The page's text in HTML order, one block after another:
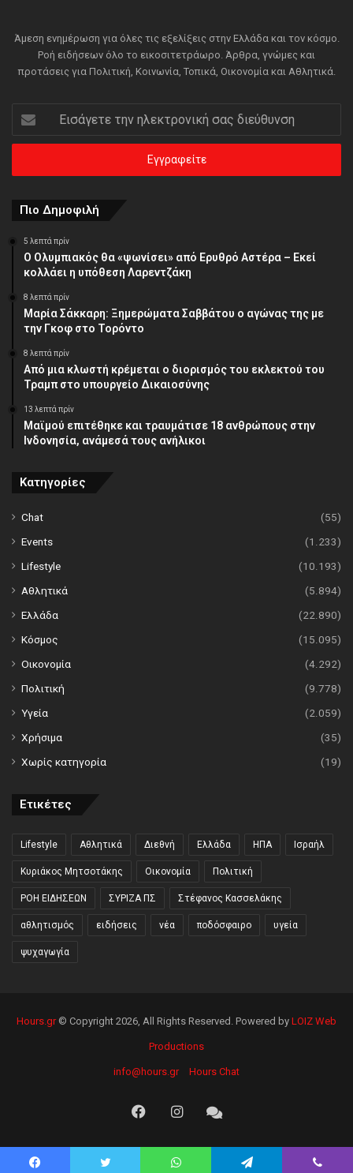
Άμεση ενημέρωση για όλες τις εξελίξεις στην Ελλάδα και τον κόσμο.
Ροή ειδήσεων όλο το εικοσιτετράωρο. Άρθρα, γνώμες και
προτάσεις για Πολιτική, Κοινωνία, Τοπικά, Οικονομία και Αθλητικά.
την
ηλεκτρονική
διεύθυνση
Πιο Δημοφιλή
5 λεπτά πρίν
Ο Ολυμπιακός θα «ψωνίσει» από Ερυθρό Αστέρα – Εκεί
κολλάει η υπόθεση Λαρεντζάκη
8 λεπτά πρίν
Μαρία Σάκκαρη: Ξημερώματα Σαββάτου ο αγώνας της με
την Γκοφ στο Τορόντο
8 λεπτά πρίν
Από μια κλωστή κρέμεται ο διορισμός του εκλεκτού του
Τραμπ στο υπουργείο Δικαιοσύνης
13 λεπτά πρίν
Μαϊμού επιτέθηκε και τραυμάτισε 18 ανθρώπους στην
Ινδονησία, ανάμεσά τους ανήλικοι
Κατηγορίες
Chat
(55)
Events
(1.233)
Lifestyle
(10.193)
Αθλητικά
(5.894)
Ελλάδα
(22.890)
Κόσμος
(15.095)
Οικονομία
(4.292)
Πολιτική
(9.778)
Υγεία
(2.059)
Χρήσιμα
(35)
Χωρίς κατηγορία
(19)
Ετικέτες
Lifestyle Αθλητικά Διεθνή Ελλάδα ΗΠΑ Ισραήλ
Κυριάκος Μητσοτάκης Οικονομία Πολιτική
ΡΟΗ ΕΙΔΗΣΕΩΝ ΣΥΡΙΖΑ ΠΣ Στέφανος Κασσελάκης
αθλητισμός ειδήσεις νέα ποδόσφαιρο υγεία
ψυχαγωγία
Hours.gr© Copyright 2026, All Rights Reserved. Powered by LOIZ Web
Productions
info@hours.gr Hours Chat
FacebookInstagramHours
Chat